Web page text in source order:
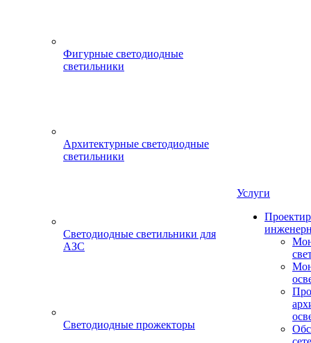
Фигурные светодиодные
светильники
Архитектурные светодиодные
светильники
Светодиодные светильники для
АЗС
Светодиодные прожекторы
Услуги